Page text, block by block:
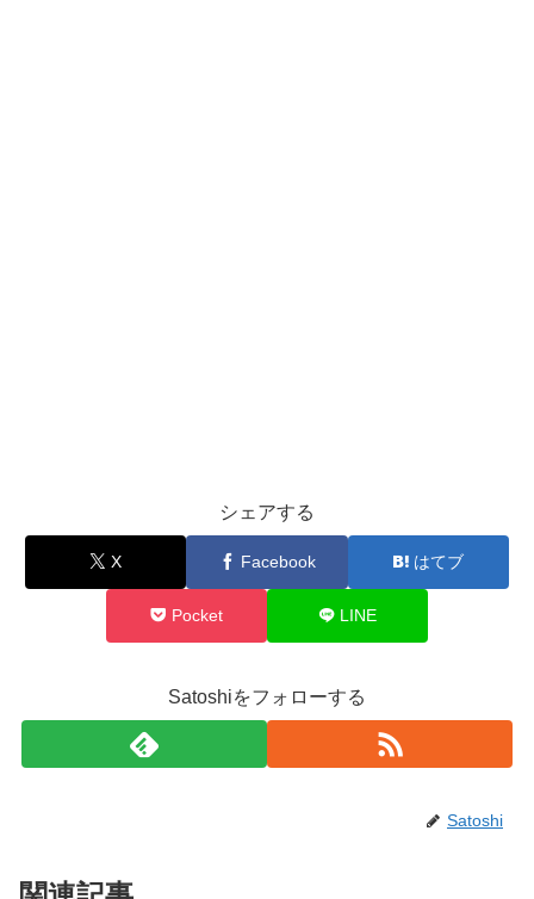
シェアする
X Facebook はてブ
Pocket LINE
Satoshiをフォローする
Satoshi